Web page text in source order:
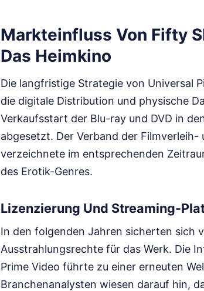
Markteinfluss Von Fifty
Das Heimkino
Die langfristige Strategie von Universal
die digitale Distribution und physische
Verkaufsstart der Blu-ray und DVD in
abgesetzt. Der Verband der
verzeichnete im entsprechenden
des Erotik-Genres.
Lizenzierung Und Streaming-
In den folgenden Jahren sicherten sich
Ausstrahlungsrechte für das Werk. Die
Prime Video führte zu einer erneuten
Branchenanalysten wiesen darauf hin,